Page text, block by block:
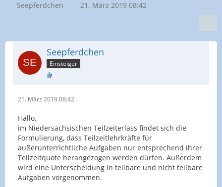
Seepferdchen 21. März 2019 08:42
Seepferdchen
Einsteiger
21. März 2019 08:42
Hallo,
im Niedersächsischen Teilzeiterlass findet sich die
Formulierung, dass Teilzeitlehrkräfte für
außerunterrichtliche Aufgaben nur entsprechend ihrer
Teilzeitquote herangezogen werden dürfen. Außerdem
wird eine Unterscheidung in teilbare und nicht teilbare
Aufgaben vorgenommen.